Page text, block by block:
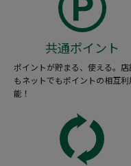
共通ポイント
ポイントが貯まる、使える。店
もネットでもポイントの相互
能！